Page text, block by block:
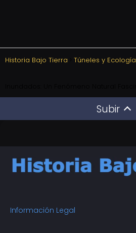
Historia Bajo Tierra Túneles y Ecología
Subir
Información Legal